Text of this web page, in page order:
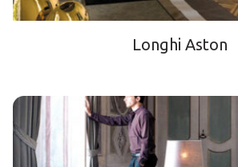
Longhi Aston